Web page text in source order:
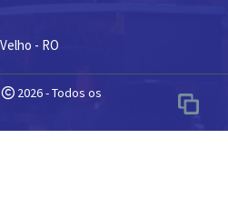
- RO
2026 - Todos os